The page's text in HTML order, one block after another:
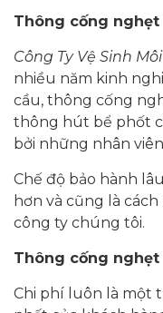
Thông cống nghẹt
Công Ty Vệ Sinh
nhiều năm kinh
cầu, thông cống
thông hút bể phốt
bởi những nhân
Chế độ bảo hành
hơn và cũng là
công ty chúng tôi.
Thông cống
Chi phí luôn là một